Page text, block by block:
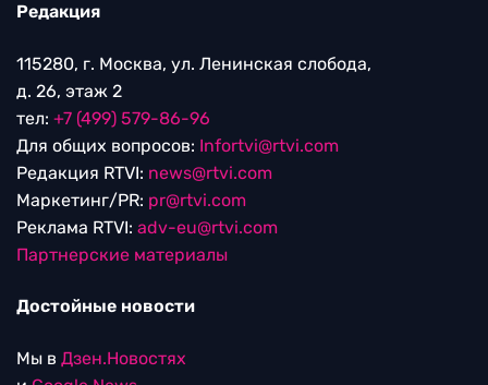
Редакция
115280, г. Москва, ул. Ленинская слобода,
д. 26, этаж 2
тел: +7 (499) 579-86-96
Для общих вопросов: Infortvi@rtvi.com
Редакция RTVI: news@rtvi.com
Маркетинг/PR: pr@rtvi.com
Реклама RTVI: adv-eu@rtvi.com
Партнерские материалы
Достойные новости
Мы в Дзен.Новостях